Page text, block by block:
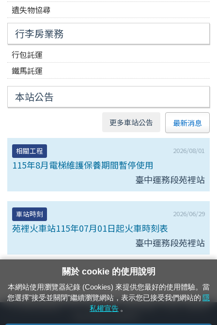
遺失物協尋
行李房業務
行包託運
鐵馬託運
本站公告
更多車站公告 最新消息
相關工程 2026/08/01
115年8月電梯維護保養期間暫停使用
臺中運務段苑裡站
車站時刻 2026/06/29
苑裡火車站115年07月01日起火車時刻表
臺中運務段苑裡站
24小時緊急通報電話：1933（市話、手機，僅限發現軌道、平交道、橋樑及隧
關於 cookie 的使用說明
本網站使用瀏覽器紀錄 (Cookies) 來提供您最好的使用體驗。當
您選擇"接受並關閉"繼續瀏覽網站，表示您已接受我們網站的 隱
私權宣告 。